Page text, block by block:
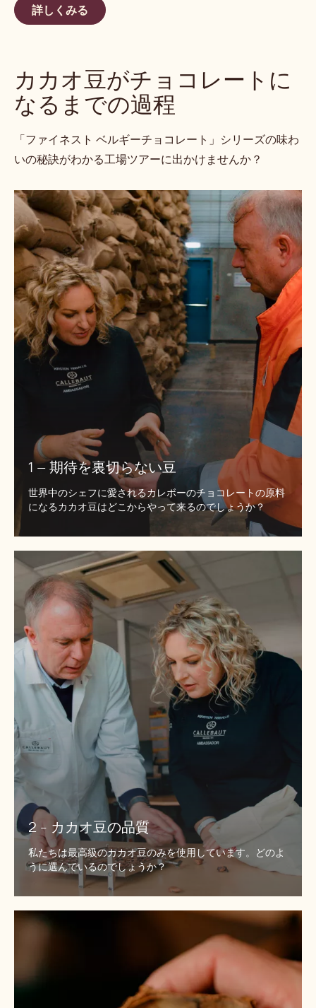
詳しくみる
カカオ豆がチョコレートに
なるまでの過程
「ファイネスト ベルギーチョコレート」シリーズの味わ
いの秘訣がわかる工場ツアーに出かけませんか？
1 – 期待を裏切らない豆
世界中のシェフに愛されるカレボーのチョコレートの原料
になるカカオ豆はどこからやって来るのでしょうか？
1
–
期
待
を
裏
切
ら
な
2 - カカオ豆の品質
私たちは最高級のカカオ豆のみを使用しています。どのよ
うに選んでいるのでしょうか？
2
カ
オ
豆
の
品
質
3
オ